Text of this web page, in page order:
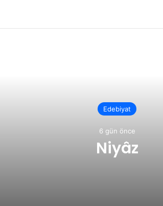
Edebiyat
6 gün önce
Niyâz